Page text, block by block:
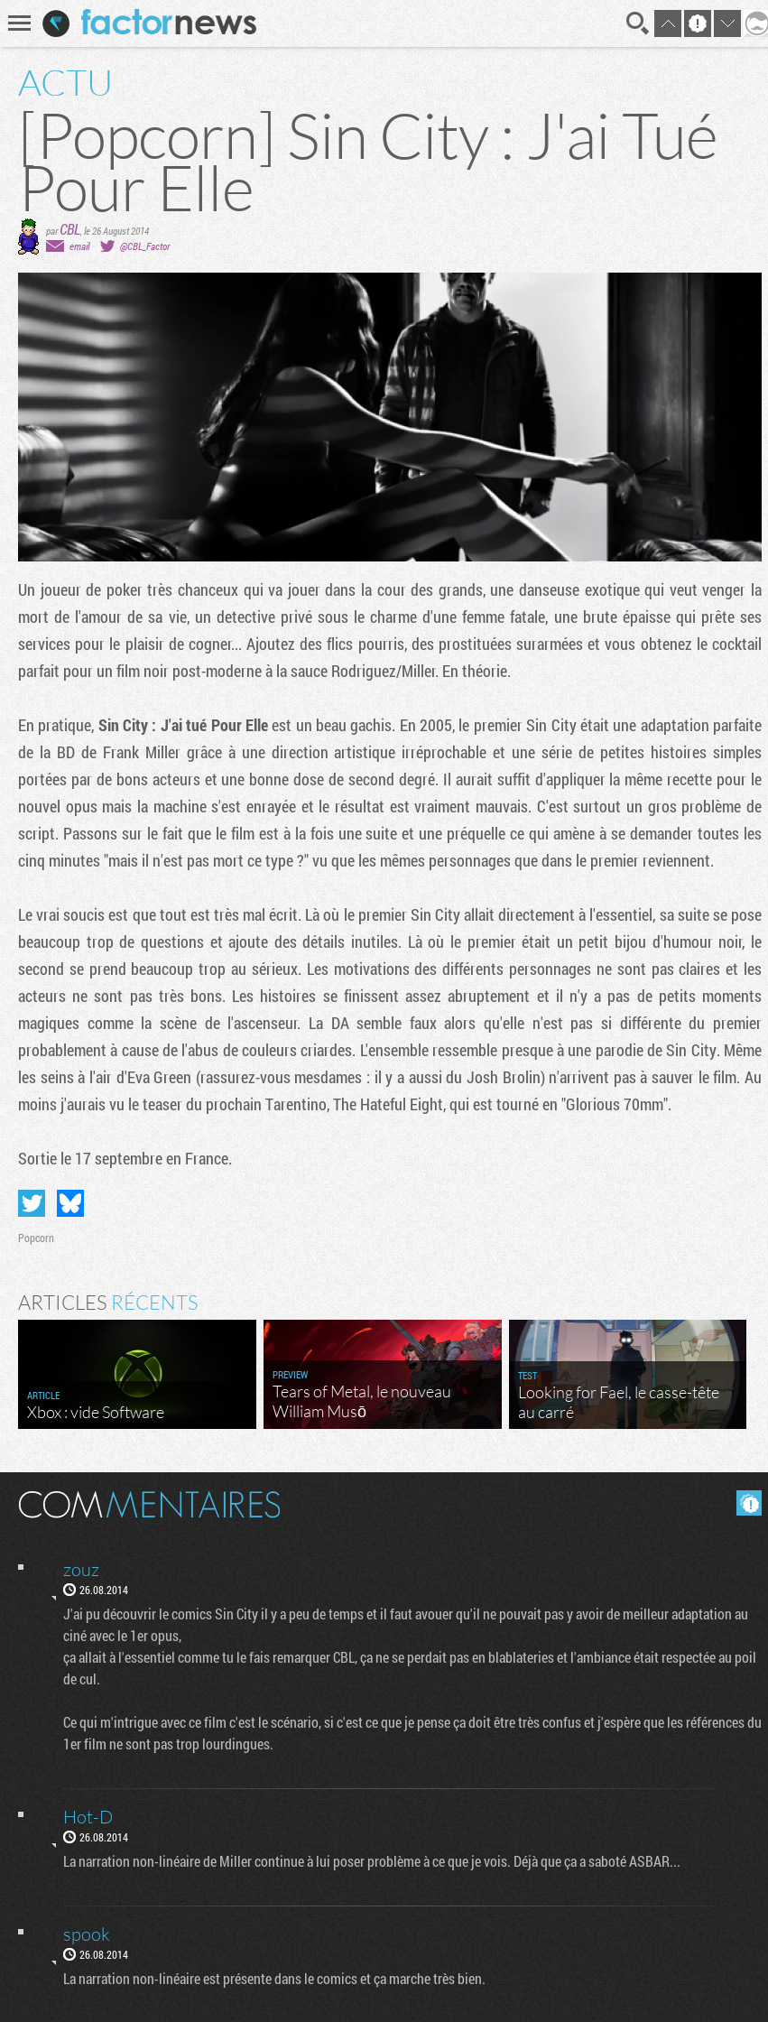
Recherche
ACTU
[Popcorn] Sin City : J'ai Tué
Pour Elle
parCBL le 26 August 2014
email
@CBL_Factor
Un joueur de poker très chanceux qui va jouer dans la cour des grands, une danseuse exotique qui veut venger la
mort de l'amour de sa vie, un detective privé sous le charme d'une femme fatale, une brute épaisse qui prête ses
services pour le plaisir de cogner... Ajoutez des flics pourris, des prostituées surarmées et vous obtenez le cocktail
parfait pour un film noir post-moderne à la sauce Rodriguez/Miller. En théorie.
En pratique, Sin City : J'ai tué Pour Elleest un beau gachis. En 2005, le premier Sin City était une adaptation parfaite
de la BD de Frank Miller grâce à une direction artistique irréprochable et une série de petites histoires simples
portées par de bons acteurs et une bonne dose de second degré. Il aurait suffit d'appliquer la même recette pour le
nouvel opus mais la machine s'est enrayée et le résultat est vraiment mauvais. C'est surtout un gros problème de
script. Passons sur le fait que le film est à la fois une suite et une préquelle ce qui amène à se demander toutes les
cinq minutes "mais il n'est pas mort ce type ?" vu que les mêmes personnages que dans le premier reviennent.
Le vrai soucis est que tout est très mal écrit. Là où le premier Sin City allait directement à l'essentiel, sa suite se pose
beaucoup trop de questions et ajoute des détails inutiles. Là où le premier était un petit bijou d'humour noir, le
second se prend beaucoup trop au sérieux. Les motivations des différents personnages ne sont pas claires et les
acteurs ne sont pas très bons. Les histoires se finissent assez abruptement et il n'y a pas de petits moments
magiques comme la scène de l'ascenseur. La DA semble faux alors qu'elle n'est pas si différente du premier
probablement à cause de l'abus de couleurs criardes. L'ensemble ressemble presque à une parodie de Sin City. Même
les seins à l'air d'Eva Green (rassurez-vous mesdames : il y a aussi du Josh Brolin) n'arrivent pas à sauver le film. Au
moins j'aurais vu le teaser du prochain Tarentino, The Hateful Eight, qui est tourné en "Glorious 70mm".
Sortie le 17 septembre en France.
Popcorn
ARTICLES RÉCENTS
ARTICLE
Xbox : vide Software
PREVIEW
Tears of Metal, le nouveau
William Musō
TEST
Looking for Fael, le casse-tête
au carré
zouz
26.08.2014
J'ai pu découvrir le comics Sin City il y a peu de temps et il faut avouer qu'il ne pouvait pas y avoir de meilleur adaptation au
ciné avec le 1er opus,
ça allait à l'essentiel comme tu le fais remarquer CBL, ça ne se perdait pas en blablateries et l'ambiance était respectée au poil
de cul.
Ce qui m'intrigue avec ce film c'est le scénario, si c'est ce que je pense ça doit être très confus et j'espère que les références du
1er film ne sont pas trop lourdingues.
Hot-D
26.08.2014
La narration non-linéaire de Miller continue à lui poser problème à ce que je vois. Déjà que ça a saboté ASBAR...
spook
26.08.2014
La narration non-linéaire est présente dans le comics et ça marche très bien.
En direct